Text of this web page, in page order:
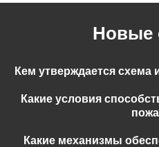
Новые
Кем утверждается схема
Какие условия
Какие механизмы